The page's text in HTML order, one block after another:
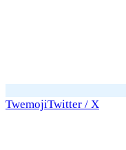
TwemojiTwitter / X